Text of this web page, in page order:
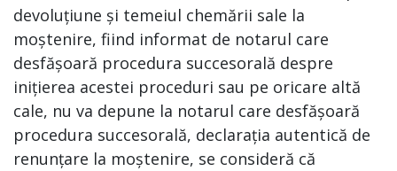
devoluțiune și temeiul chemării sale la
moștenire, fiind informat de notarul care
desfășoară procedura succesorală despre
inițierea acestei proceduri sau pe oricare altă
cale, nu va depune la notarul care desfășoară
procedura succesorală, declarația autentică de
renunțare la moștenire, se consideră că